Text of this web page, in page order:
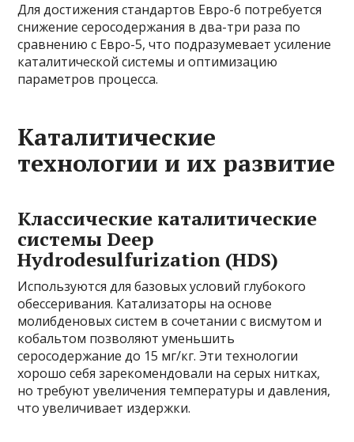
Для достижения стандартов Евро-6 потребуется
снижение серосодержания в два-три раза по
сравнению с Евро-5, что подразумевает усиление
каталитической системы и оптимизацию
параметров процесса.
Каталитические
технологии и их развитие
Классические каталитические
системы Deep
Hydrodesulfurization (HDS)
Используются для базовых условий глубокого
обессеривания. Катализаторы на основе
молибденовых систем в сочетании с висмутом и
кобальтом позволяют уменьшить
серосодержание до 15 мг/кг. Эти технологии
хорошо себя зарекомендовали на серых нитках,
но требуют увеличения температуры и давления,
что увеличивает издержки.